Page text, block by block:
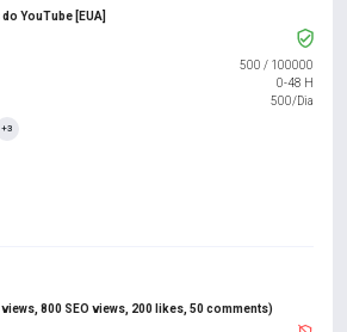
YouTube [EUA]
500 / 100000
0-48 H
500/Dia
+3
800 SEO views, 200 likes, 50 comments)